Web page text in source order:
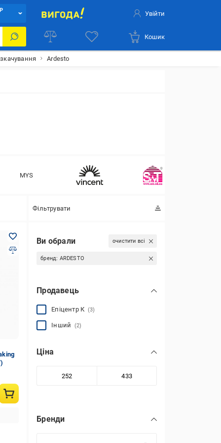
Увійти
Кошик
Ardesto
MYS
Фільтрувати
Ви обрали очистити всі
бренд: ARDESTO
Продавець
Епіцентр К (3)
Інший (2)
Ціна
Бренди